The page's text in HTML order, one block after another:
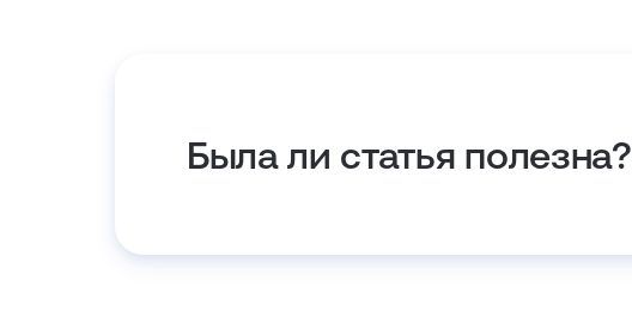
Была ли статья полезна?